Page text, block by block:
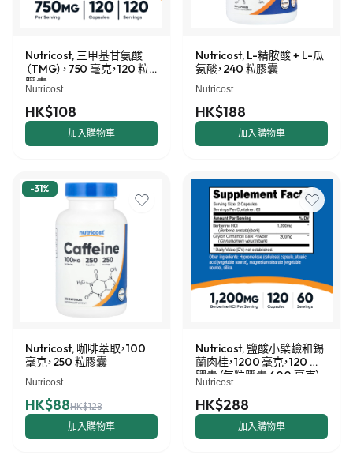
Nutricost, 三甲基甘氨酸
（TMG），750 毫克，120 粒
膠囊
Nutricost
HK$108
加入購物車
Nutricost, L-精胺酸 + L-瓜
氨酸，240 粒膠囊
Nutricost
HK$188
加入購物車
-31%
Nutricost, 咖啡萃取，100
毫克，250 粒膠囊
Nutricost
HK$88HK$128
加入購物車
Nutricost, 鹽酸小檗鹼和錫
蘭肉桂，1200 毫克，120 粒
膠囊（每粒膠囊 600 毫克）
Nutricost
HK$288
加入購物車